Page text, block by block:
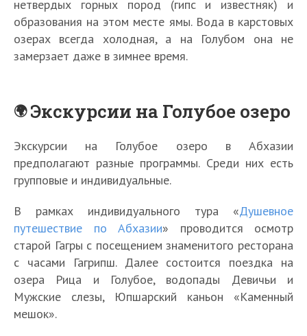
нетвердых горных пород (гипс и известняк) и
образования на этом месте ямы. Вода в карстовых
озерах всегда холодная, а на Голубом она не
замерзает даже в зимнее время.
Экскурсии на Голубое озеро
Экскурсии на Голубое озеро в Абхазии
предполагают разные программы. Среди них есть
групповые и индивидуальные.
В рамках индивидуального тура «Душевное
путешествие по Абхазии» проводится осмотр
старой Гагры с посещением знаменитого ресторана
с часами Гагрипш. Далее состоится поездка на
озера Рица и Голубое, водопады Девичьи и
Мужские слезы, Юпшарский каньон «Каменный
мешок».